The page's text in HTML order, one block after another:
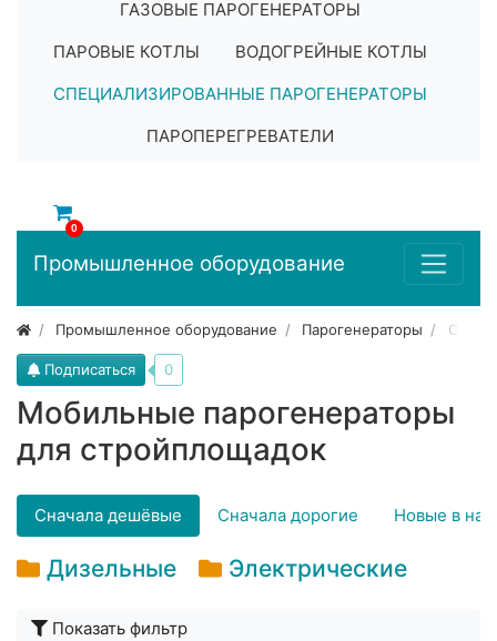
ГАЗОВЫЕ ПАРОГЕНЕРАТОРЫ
ПАРОВЫЕ КОТЛЫ
ВОДОГРЕЙНЫЕ КОТЛЫ
СПЕЦИАЛИЗИРОВАННЫЕ ПАРОГЕНЕРАТОРЫ
ПАРОПЕРЕГРЕВАТЕЛИ
0
Промышленное оборудование
Промышленное оборудование Парогенераторы
Мобильные парогенераторы
для стройплощадок
Подписаться 0
Сначала дешёвые Сначала дорогие Новые в
Дизельные Электрические
Показать фильтр
Подробнее